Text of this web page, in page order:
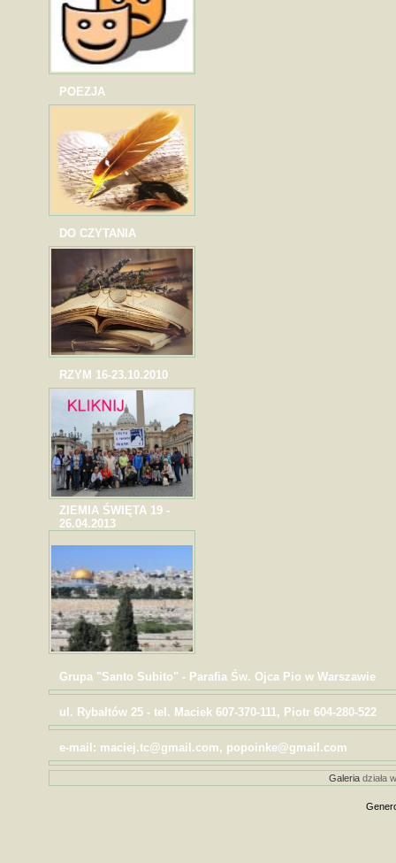
POEZJA
DO CZYTANIA
RZYM 16-23.10.2010
ZIEMIA ŚWIĘTA 19 -
26.04.2013
Grupa "Santo Subito" - Parafia Św. Ojca Pio w Warszawie
ul. Rybałtów 25 - tel. Maciek 607-370-111, Piotr 604-280-522
e-mail: maciej.tc@gmail.com, popoinke@gmail.com
Galeriadziała